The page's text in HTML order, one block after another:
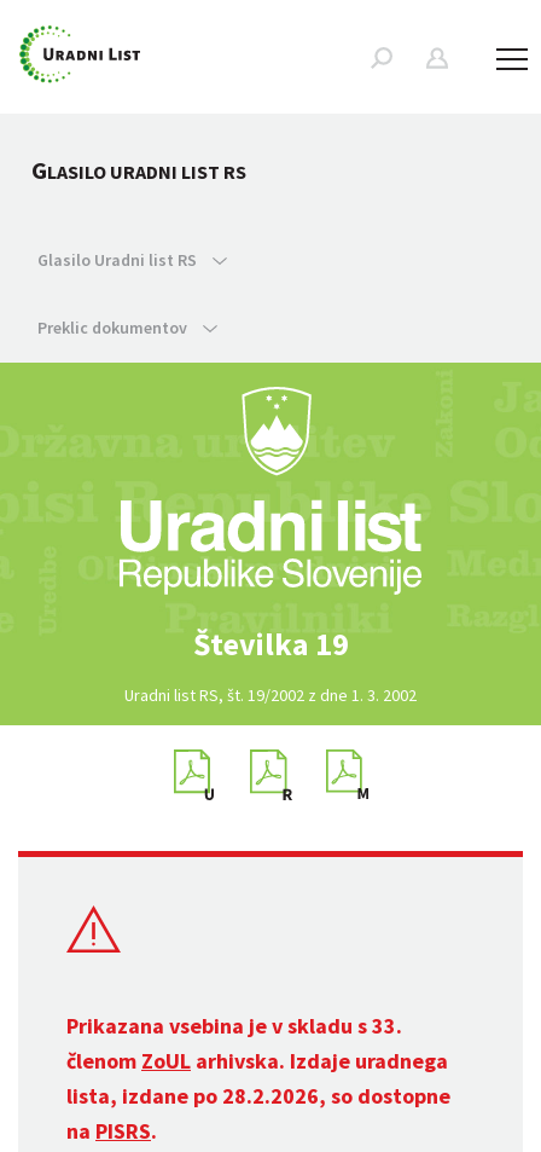
GLASILO URADNI LIST RS
Glasilo Uradni list RS
Preklic dokumentov
Številka 19
Uradni list RS, št. 19/2002 z dne 1. 3. 2002
Prikazana vsebina je v skladu s 33.
členom ZoUL arhivska. Izdaje uradnega
lista, izdane po 28.2.2026, so dostopne
na PISRS.